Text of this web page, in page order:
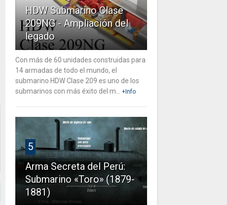
HDW Submarino Clase
209NG - Ampliación del
legado
Con más de 60 unidades construidas para
14 armadas de todo el mundo, el
submarino HDW Clase 209 es uno de los
submarinos con más éxito del m...
+Info
5
Arma Secreta del Perú:
Submarino «Toro» (1879-
1881)